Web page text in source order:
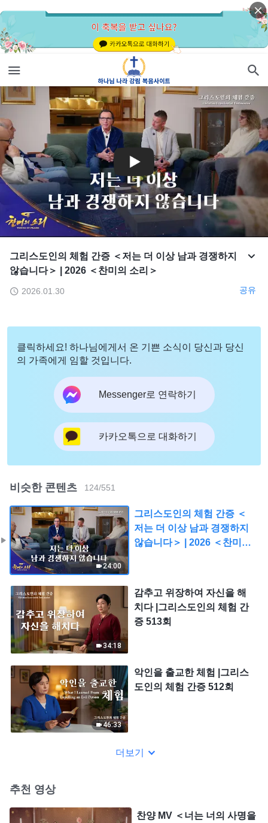
그리스도인의 체험 간증 ＜저는 더 이상 남과 경쟁하지
않습니다＞ | 2026 ＜찬미의 소리＞
2026.01.30 공유
클릭하세요! 하나님에게서 온 기쁜 소식이 당신과 당신
의 가족에게 임할 것입니다.
Messenger로 연락하기
카카오톡으로 대화하기
비슷한 콘텐츠 124/551
24:00
그리스도인의 체험 간증 ＜
저는 더 이상 남과 경쟁하지
않습니다＞ | 2026 ＜찬미의
34:18
감추고 위장하여 자신을 해
치다 |그리스도인의 체험 간
증 513회
46:33
악인을 출교한 체험 |그리스
도인의 체험 간증 512회
더보기
추천 영상
찬양 MV ＜너는 너의 사명을